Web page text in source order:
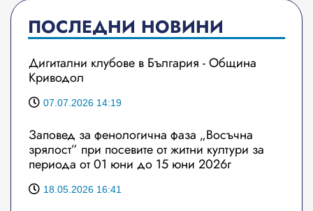
ПОСЛЕДНИ НОВИНИ
Дигитални клубове в България - Община
Криводол
07.07.2026 14:19
Заповед за фенологична фаза „Восъчна
зрялост” при посевите от житни култури за
периода от 01 юни до 15 юни 2026г
18.05.2026 16:41